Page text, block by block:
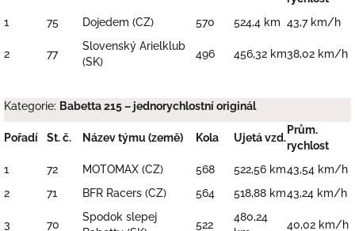
1
75 Dojedem (CZ) 570 524,4 km 43,7 km/h
2 77
Slovenský Arielklub
(SK)
496 456,32 km38,02 km/h
Kategorie: Babetta 215 – jednorychlostní originál
Pořadí St. č. Název týmu (země) Kola Ujetá vzd.
Prům.
rychlost
1
72 MOTOMAX (CZ) 568 522,56 km43,54 km/h
2
71 BFR Racers (CZ) 564 518,88 km43,24 km/h
3 70
Spodok slepej
522
480,24
40,02 km/h